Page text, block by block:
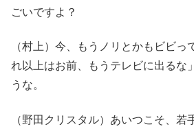
ごいですよ？
（村上）今、もうノリとかもビビっ
れ以上はお前、もうテレビに出るな
うな。
（野田クリスタル）あいつこそ、若